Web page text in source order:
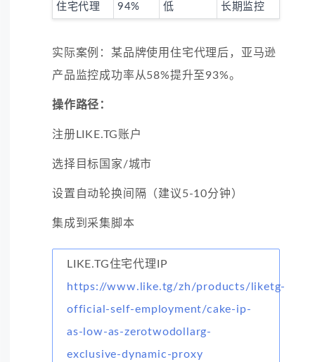
住宅代理 94% 低 长期监控
实际案例：某品牌使用住宅代理后，亚马逊
产品监控成功率从58%提升至93%。
操作路径：
注册LIKE.TG账户
选择目标国家/城市
设置自动轮换间隔（建议5-10分钟）
集成到采集脚本
LIKE.TG住宅代理IP
https://www.like.tg/zh/products/liketg-
official-self-employment/cake-ip-
as-low-as-zerotwodollarg-
exclusive-dynamic-proxy